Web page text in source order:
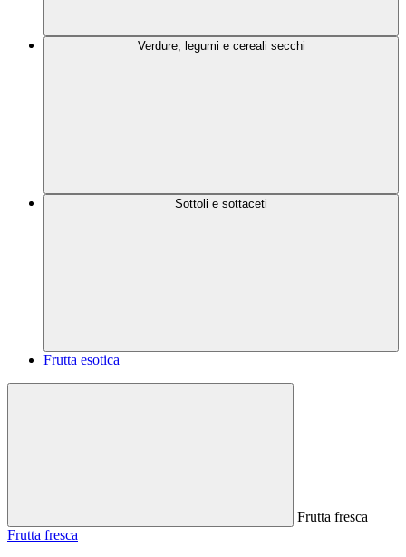
Verdure, legumi e cereali secchi
Sottoli e sottaceti
Frutta esotica
Frutta fresca
Frutta fresca